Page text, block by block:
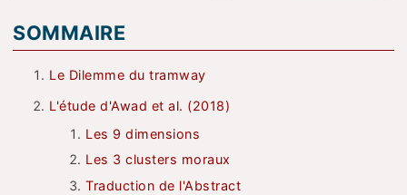
SOMMAIRE
Le Dilemme du tramway
L'étude d'Awad et al. (2018)
Les 9 dimensions
Les 3 clusters moraux
Traduction de l'Abstract